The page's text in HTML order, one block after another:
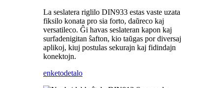
La seslatera riglilo DIN933 estas vaste uzata
fiksilo konata pro sia forto, daŭreco kaj
versatileco. Ĝi havas seslateran kapon kaj
surfadenigitan ŝafton, kio taŭgas por diversaj
aplikoj, kiuj postulas sekurajn kaj fidindajn
konektojn.
enketodetalo